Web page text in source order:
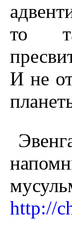
то
И не
http://